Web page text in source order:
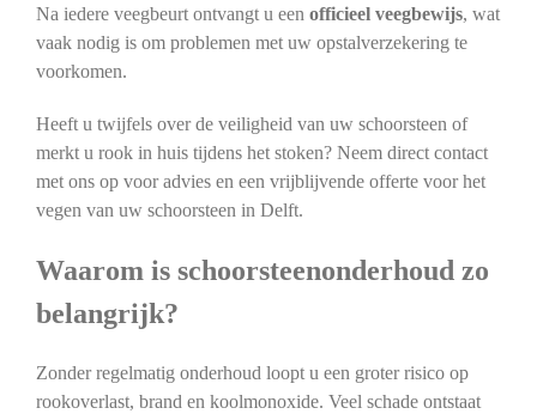
Na iedere veegbeurt ontvangt u een officieel veegbewijs, wat
vaak nodig is om problemen met uw opstalverzekering te
voorkomen.
Heeft u twijfels over de veiligheid van uw schoorsteen of
merkt u rook in huis tijdens het stoken? Neem direct contact
met ons op voor advies en een vrijblijvende offerte voor het
vegen van uw schoorsteen in Delft.
Waarom is schoorsteenonderhoud zo
belangrijk?
Zonder regelmatig onderhoud loopt u een groter risico op
rookoverlast, brand en koolmonoxide. Veel schade ontstaat